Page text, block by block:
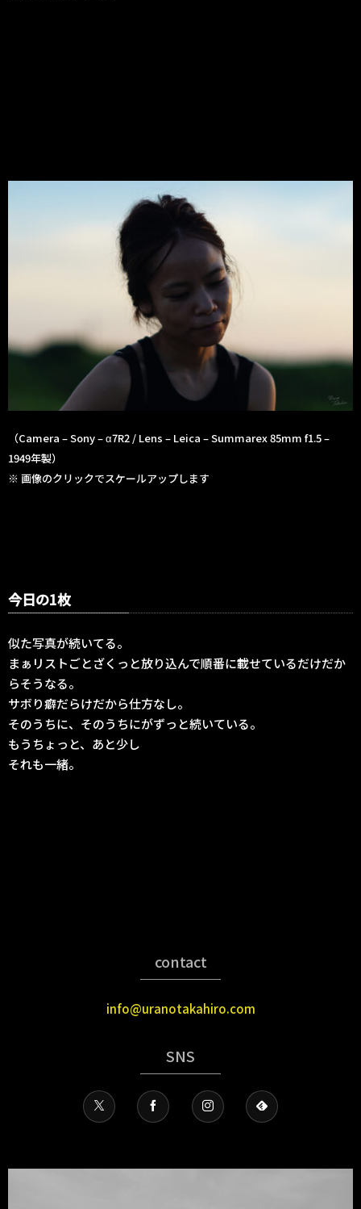
（Camera – Sony – α7R2 / Lens – Leica – Summarex 85mm f1.5 –
1949年製）
※ 画像のクリックでスケールアップします
今日の1枚
似た写真が続いてる。
まぁリストごとざくっと放り込んで順番に載せているだけだか
らそうなる。
サボり癖だらけだから仕方なし。
そのうちに、そのうちにがずっと続いている。
もうちょっと、あと少し
それも一緒。
contact
info@uranotakahiro.com
SNS